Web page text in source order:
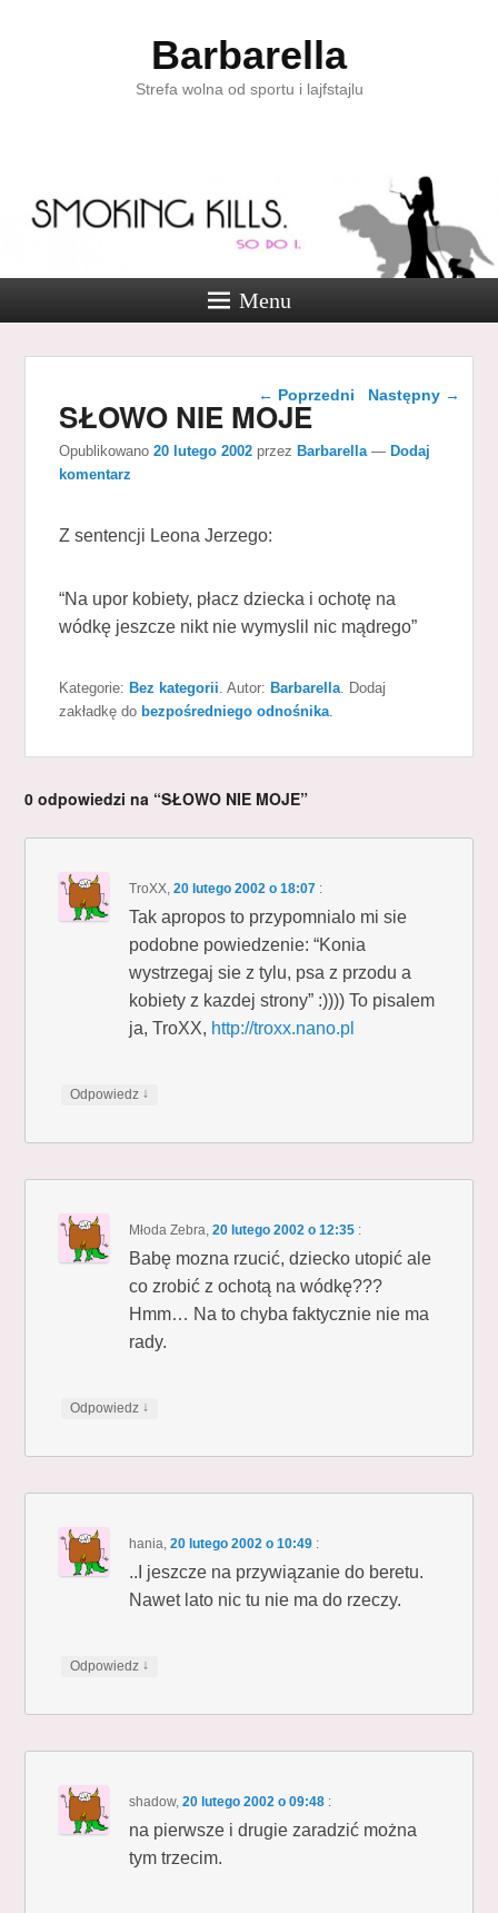
Barbarella
Strefa wolna od sportu i lajfstajlu
Menu
Nawigacja wpisu
← Poprzedni Następny →
SŁOWO NIE MOJE
Opublikowano20 lutego 2002 przez Barbarella — Dodaj
komentarz
Z sentencji Leona Jerzego:
“Na upor kobiety, płacz dziecka i ochotę na
wódkę jeszcze nikt nie wymyslil nic mądrego”
Kategorie: Bez kategorii . Autor: Barbarella . Dodaj
zakładkę do bezpośredniego odnośnika
0 odpowiedzi na “SŁOWO NIE MOJE”
TroXX,20 lutego 2002 o 18:07 :
Tak apropos to przypomnialo mi sie
podobne powiedzenie: “Konia
wystrzegaj sie z tylu, psa z przodu a
kobiety z kazdej strony” :)))) To pisalem
ja, TroXX, http://troxx.nano.pl
Odpowiedz ↓
Młoda Zebra,20 lutego 2002 o 12:35 :
Babę mozna rzucić, dziecko utopić ale
co zrobić z ochotą na wódkę???
Hmm… Na to chyba faktycznie nie ma
rady.
Odpowiedz ↓
hania,20 lutego 2002 o 10:49 :
..I jeszcze na przywiązanie do beretu.
Nawet lato nic tu nie ma do rzeczy.
Odpowiedz ↓
shadow,20 lutego 2002 o 09:48 :
na pierwsze i drugie zaradzić można
tym trzecim.